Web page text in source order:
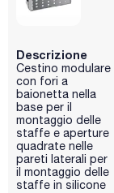
Descrizione
Cestino modulare
con fori a
baionetta nella
base per il
montaggio delle
staffe e aperture
quadrate nelle
pareti laterali per
il montaggio delle
staffe in silicone